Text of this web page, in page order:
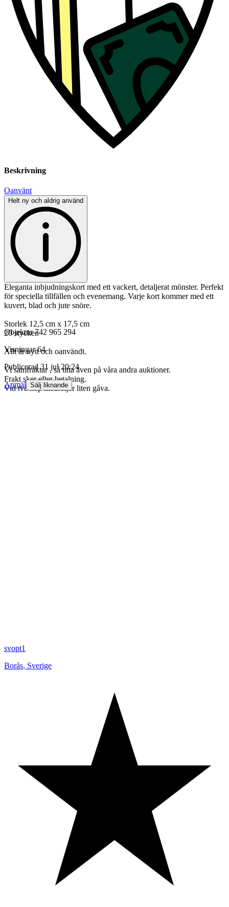
Beskrivning
Oanvänt
Helt ny och aldrig använd
Eleganta inbjudningskort med ett vackert, detaljerat mönster. Perfekt
för speciella tillfällen och evenemang. Varje kort kommer med ett
kuvert, blad och jute snöre.
Storlek 12,5 cm x 17,5 cm
20 stycken
Allt är nytt och oanvändt.
Vi samfraktar , så titta även på våra andra auktioner.
Frakt sker efter betalning.
Vid två köp medföljer liten gåva.
Objektnr 742 965 294
Visningar 64
Publicerad 31 jul 20:24
Anmäl Sälj liknande
svopt1
Borås, Sverige